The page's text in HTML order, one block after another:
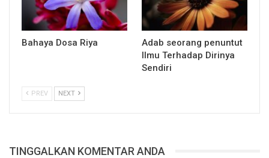
BERSAMA MENUJU SURGA
Bahaya Dosa Riya
Adab seorang penuntut
Ilmu Terhadap Dirinya
Sendiri
PREV NEXT
TINGGALKAN KOMENTAR ANDA